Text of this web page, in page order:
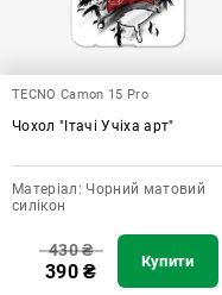
TECNO Camon 15 Pro
Чохол "Ітачі Учіха арт"
Матеріал: Чорний матовий
силікон
430₴
390₴ Купити